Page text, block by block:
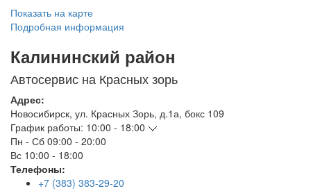
Показать на карте
Подробная информация
Калининский район
Автосервис на Красных зорь
Адрес:
Новосибирск, ул. Красных Зорь, д.1а, бокс 109
График работы: 10:00 - 18:00
Пн - Сб 09:00 - 20:00
Вс 10:00 - 18:00
Телефоны:
+7 (383) 383-29-20